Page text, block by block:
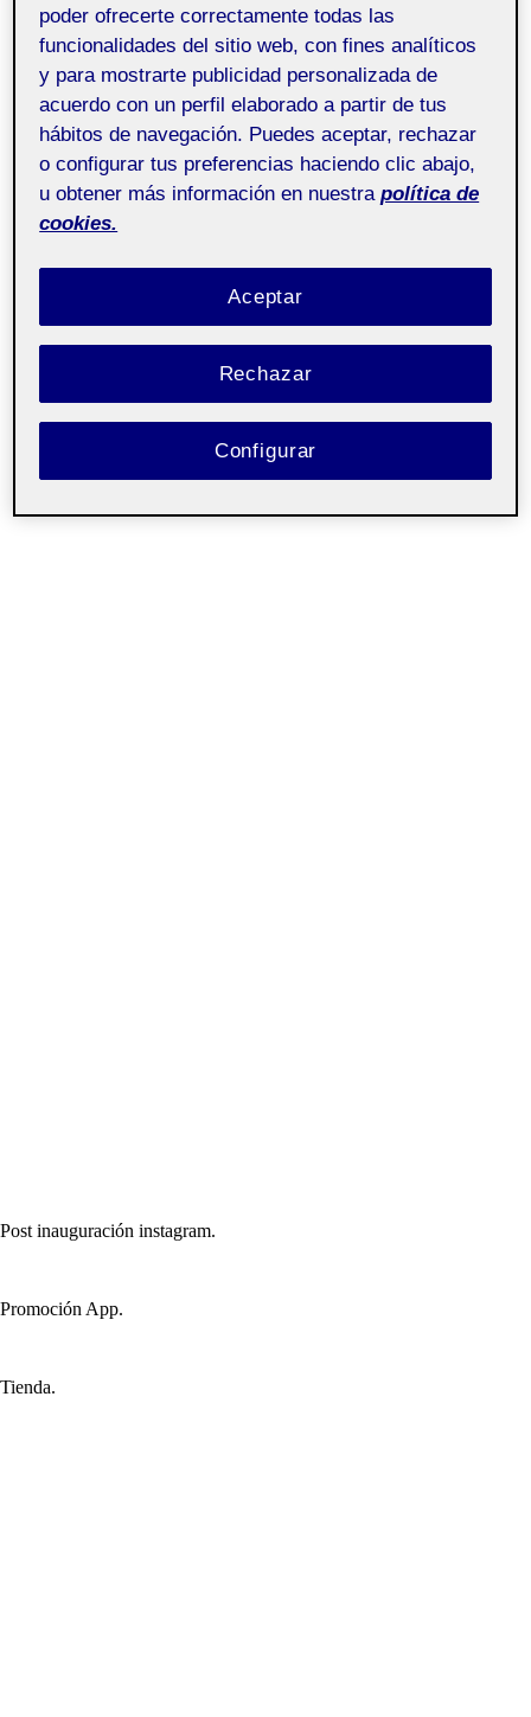
Post inauguración instagram.
Promoción App.
Tienda.
poder ofrecerte correctamente todas las
funcionalidades del sitio web, con fines analíticos
y para mostrarte publicidad personalizada de
acuerdo con un perfil elaborado a partir de tus
hábitos de navegación. Puedes aceptar, rechazar
o configurar tus preferencias haciendo clic abajo,
u obtener más información en nuestra política de
cookies.
Rechazar
Aceptar
Configurar